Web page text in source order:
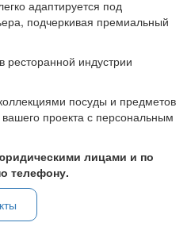
адаптируется под
подчеркивая премиальный
индустрии
посуды и предметов
проекта с персональным
лицами и по
телефону.